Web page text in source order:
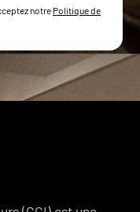
notre Politique de